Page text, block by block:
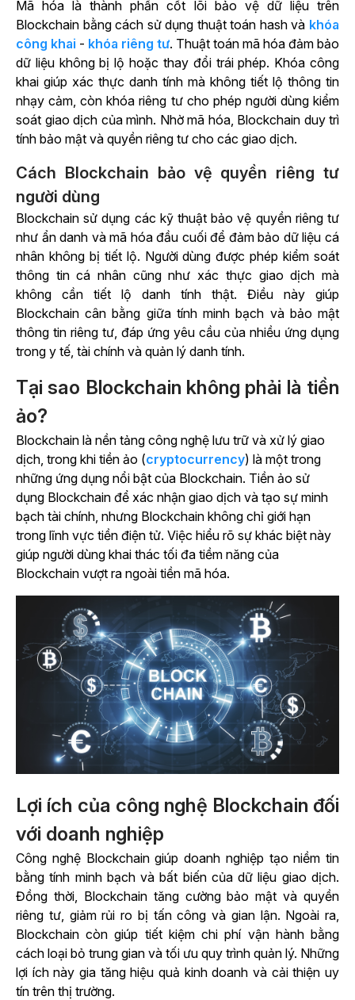
Mã hóa là thành phần cốt lõi bảo vệ dữ liệu trên
Blockchain bằng cách sử dụng thuật toán hash và khóa
công khai - khóa riêng tư. Thuật toán mã hóa đảm bảo
dữ liệu không bị lộ hoặc thay đổi trái phép. Khóa công
khai giúp xác thực danh tính mà không tiết lộ thông tin
nhạy cảm, còn khóa riêng tư cho phép người dùng kiểm
soát giao dịch của mình. Nhờ mã hóa, Blockchain duy trì
tính bảo mật và quyền riêng tư cho các giao dịch.
Cách Blockchain bảo vệ quyền riêng tư
người dùng
Blockchain sử dụng các kỹ thuật bảo vệ quyền riêng tư
như ẩn danh và mã hóa đầu cuối để đảm bảo dữ liệu cá
nhân không bị tiết lộ. Người dùng được phép kiểm soát
thông tin cá nhân cũng như xác thực giao dịch mà
không cần tiết lộ danh tính thật. Điều này giúp
Blockchain cân bằng giữa tính minh bạch và bảo mật
thông tin riêng tư, đáp ứng yêu cầu của nhiều ứng dụng
trong y tế, tài chính và quản lý danh tính.
Tại sao Blockchain không phải là tiền
ảo?
Blockchain là nền tảng công nghệ lưu trữ và xử lý giao
dịch, trong khi tiền ảo (cryptocurrency) là một trong
những ứng dụng nổi bật của Blockchain. Tiền ảo sử
dụng Blockchain để xác nhận giao dịch và tạo sự minh
bạch tài chính, nhưng Blockchain không chỉ giới hạn
trong lĩnh vực tiền điện tử. Việc hiểu rõ sự khác biệt này
giúp người dùng khai thác tối đa tiềm năng của
Blockchain vượt ra ngoài tiền mã hóa.
Lợi ích của công nghệ Blockchain đối
với doanh nghiệp
Công nghệ Blockchain giúp doanh nghiệp tạo niềm tin
bằng tính minh bạch và bất biến của dữ liệu giao dịch.
Đồng thời, Blockchain tăng cường bảo mật và quyền
riêng tư, giảm rủi ro bị tấn công và gian lận. Ngoài ra,
Blockchain còn giúp tiết kiệm chi phí vận hành bằng
cách loại bỏ trung gian và tối ưu quy trình quản lý. Những
lợi ích này gia tăng hiệu quả kinh doanh và cải thiện uy
tín trên thị trường.